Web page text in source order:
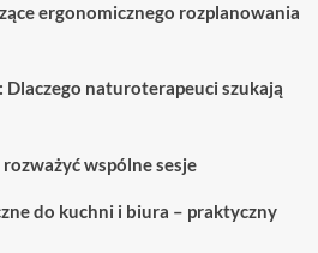
ergonomicznego rozplanowania
naturoterapeuci szukają
wspólne sesje
do kuchni i biura – praktyczny